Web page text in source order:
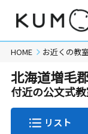
HOME お近くの教
北海道増毛
付近の公文式
リスト